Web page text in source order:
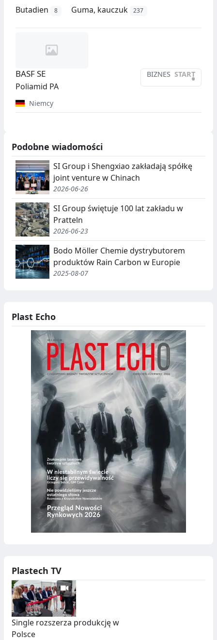
Butadien 8 Guma, kauczuk 237
BIZNES START
•
BASF SE
Poliamid PA
Niemcy
Podobne wiadomości
SI Group i Shengxiao zakładają spółkę
joint venture w Chinach
2026-06-26
SI Group świętuje 100 lat zakładu w
Pratteln
2026-06-23
Bodo Möller Chemie dystrybutorem
produktów Rain Carbon w Europie
2025-08-07
Plast Echo
Plastech TV
Single rozszerza produkcję w
Polsce